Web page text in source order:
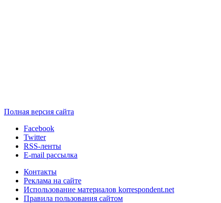
Полная версия сайта
Facebook
Twitter
RSS-ленты
E-mail рассылка
Контакты
Реклама на сайте
Использование материалов korrespondent.net
Правила пользования сайтом